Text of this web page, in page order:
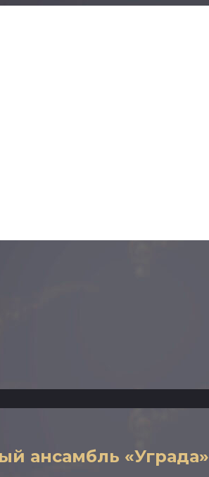
ансамбль «Уграда»